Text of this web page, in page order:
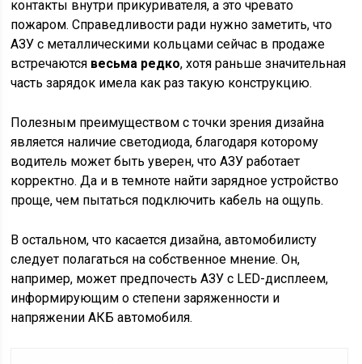
контакты внутри прикуривателя, а это чревато
пожаром. Справедливости ради нужно заметить, что
АЗУ с металлическими кольцами сейчас в продаже
встречаются весьма редко, хотя раньше значительная
часть зарядок имела как раз такую конструкцию.
Полезным преимуществом с точки зрения дизайна
является наличие светодиода, благодаря которому
водитель может быть уверен, что АЗУ работает
корректно. Да и в темноте найти зарядное устройство
проще, чем пытаться подключить кабель на ощупь.
В остальном, что касается дизайна, автомобилисту
следует полагаться на собственное мнение. Он,
например, может предпочесть АЗУ с LED-дисплеем,
информирующим о степени заряженности и
напряжении АКБ автомобиля.